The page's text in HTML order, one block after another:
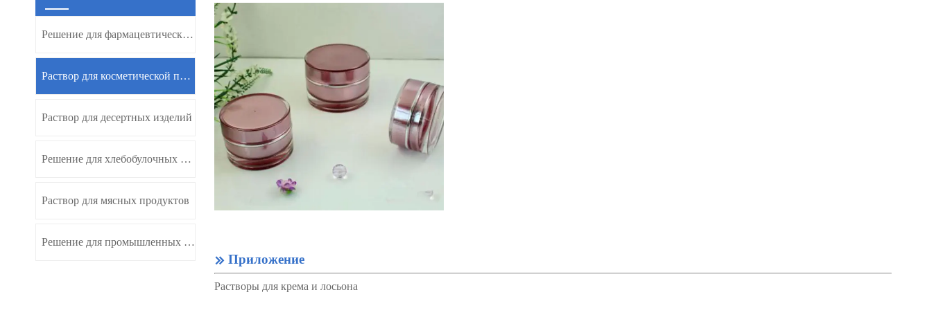
Решение для фармацевтических продуктов
Раствор для косметической продукции
Раствор для десертных изделий
Решение для хлебобулочных изделий
Раствор для мясных продуктов
Решение для промышленных товаров
 Приложение
Растворы для крема и лосьона